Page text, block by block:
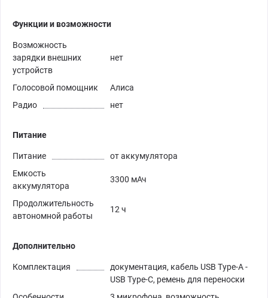
Функции и возможности
Возможность
зарядки внешних
устройств
нет
Голосовой помощник
Алиса
Радио
нет
Питание
Питание
от аккумулятора
Емкость
аккумулятора
3300 мАч
Продолжительность
автономной работы
12 ч
Дополнительно
Комплектация
документация, кабель USB Type-A -
USB Type-C, ремень для переноски